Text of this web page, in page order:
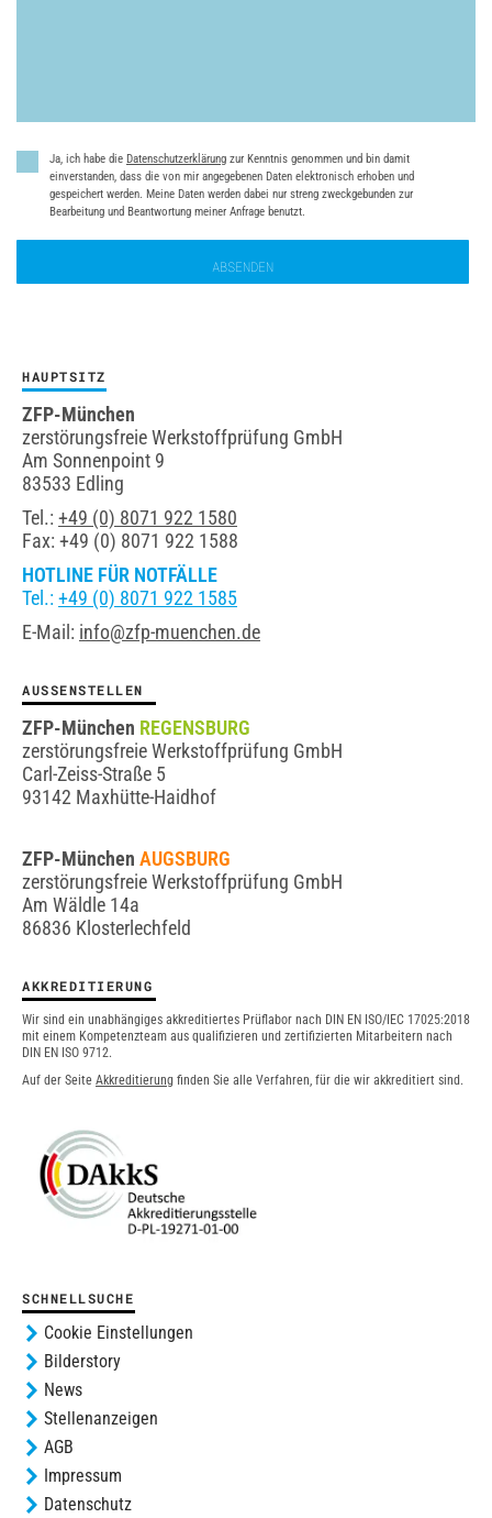
Datenschutz *
Ja, ich habe die Datenschutzerklärung zur Kenntnis genommen und bin damit
einverstanden, dass die von mir angegebenen Daten elektronisch erhoben und
gespeichert werden. Meine Daten werden dabei nur streng zweckgebunden zur
Bearbeitung und Beantwortung meiner Anfrage benutzt.
HAUPTSITZ
ZFP-München
zerstörungsfreie Werkstoffprüfung GmbH
Am Sonnenpoint 9
83533 Edling
Tel.: +49 (0) 8071 922 1580
Fax: +49 (0) 8071 922 1588
HOTLINE FÜR NOTFÄLLE
Tel.:+49 (0) 8071 922 1585
E-Mail: info@zfp-muenchen.de
AUSSENSTELLEN
ZFP-München REGENSBURG
zerstörungsfreie Werkstoffprüfung GmbH
Carl-Zeiss-Straße 5
93142 Maxhütte-Haidhof
ZFP-München AUGSBURG
zerstörungsfreie Werkstoffprüfung GmbH
Am Wäldle 14a
86836 Klosterlechfeld
AKKREDITIERUNG
Wir sind ein unabhängiges akkreditiertes Prüflabor nach DIN EN ISO/IEC 17025:2018
mit einem Kompetenzteam aus qualifizieren und zertifizierten Mitarbeitern nach
DIN EN ISO 9712.
Auf der Seite Akkreditierung finden Sie alle Verfahren, für die wir akkreditiert sind.
SCHNELLSUCHE
Cookie Einstellungen
Bilderstory
News
Stellenanzeigen
AGB
Impressum
Datenschutz